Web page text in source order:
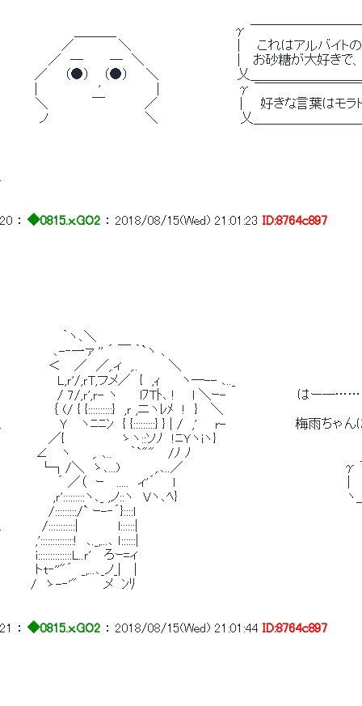
＿＿＿_　 　 　 　 　 　 　 　 　 γ ￣￣￣￣￣￣￣￣￣
／　　　　　＼　　　　　　　　　　 　 | 　 これはアルバイトので
／　―　　　―　＼　　　　　　　　　　 | 　お砂糖が大好きで
／ 　 （●） 　（●） 　 ＼　　　　 　 　 　 乂＿＿＿＿＿＿＿
|　　 　 　 　 ' 　 　 　 　 | 　 　 　 　 　 　γ ￣￣￣￣￣￣￣
＼　　　 　 ￣ 　　　　／ 　 　 　 　 　 　｜　 好きな言葉はモラ
ノ　　　　　　　　　 　 ＼　　　 　 　 　 　 乂＿＿＿＿＿＿
20 ： ◆0815.x.GO2 ： 2018/08/15(Wed) 21:01:23 ID:8764c897
｀ヽ､＼
､-‐一ァ '' ´ ￣ ｀`ヽ ､
＜　 ／　／,.ィ　,..　　　 ＼
L,ｒ'/,ｒT,フメ／　{　,ｨ　　 ヽ─-- ､.._
/ 7/,ｒ',ｒ- ヽ　　 lﾌTﾄ､ ! 　 l ＼ｰ-　　　　　　　　はー―……
｛ (/ { {::::::::::}　,ｒ ,ニヽﾚﾒ　!　} 　＼
.　　　　　　 Ｙ　 ヽﾆﾆﾝ　{ {:::::::::} } | /　,'　　r-　　　 　 　 　 梅雨ち
／{　　　　　　 ゝヽ::ソﾉ　!ﾆＹヽiヽ}
∠　 ヽ　　 ,. ､..　　｀`""　 /ﾉ ﾉ
└┐/＼　ゝ､...)　　 　 ,.､..／　　　　　　　　　　　　　　　　　
´ ／（　ｰ 　.....　ィ'´　　l　　　　　　　　　　　　　　 　 　 　 ｜
,ｒ':::::::::ヽ､_ ,ノ::ヽ　Vヽ､ﾍ}　　　　　　　　　　　　　　　　　　
/:::::::::/` ｰ-‐´}::::l
.　　　　 /:::::::::::|　　　　 l::::::|
,'::::::::::::::!　､._,...､ ｌ::::::|
i::::::::::::::L..ｒ'　 ろｰ=ィ
トt‐''"´　_,...､_ノ_|　 |
/　ゝ-‐'"　 　 メ　ﾝﾘ
21 ： ◆0815.x.GO2 ： 2018/08/15(Wed) 21:01:44 ID:8764c897